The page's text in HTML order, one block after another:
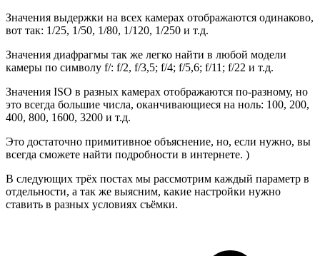
Значения выдержки на всех камерах отображаются одинаково,
вот так: 1/25, 1/50, 1/80, 1/120, 1/250 и т.д.
Значения диафрагмы так же легко найти в любой модели
камеры по символу f/: f/2, f/3,5; f/4; f/5,6; f/11; f/22 и т.д.
Значения ISO в разных камерах отображаются по-разному, но
это всегда большие числа, оканчивающиеся на ноль: 100, 200,
400, 800, 1600, 3200 и т.д.
Это достаточно примитивное объяснение, но, если нужно, вы
всегда сможете найти подробности в интернете. )
В следующих трёх постах мы рассмотрим каждый параметр в
отдельности, а так же выясним, какие настройки нужно
ставить в разных условиях съёмки.